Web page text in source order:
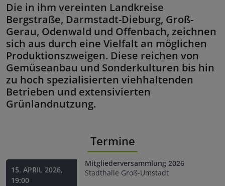
Die in ihm vereinten Landkreise
Bergstraße, Darmstadt-Dieburg, Groß-
Gerau, Odenwald und Offenbach, zeichnen
sich aus durch eine Vielfalt an möglichen
Produktionszweigen. Diese reichen von
Gemüseanbau und Sonderkulturen bis hin
zu hoch spezialisierten viehhaltenden
Betrieben und extensivierten
Grünlandnutzung.
Termine
15. APRIL 2026,
19:00
Mitgliederversammlung 2026
Stadthalle Groß-Umstadt